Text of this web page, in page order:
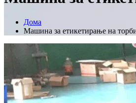
Дома
Машина за етикетирање на